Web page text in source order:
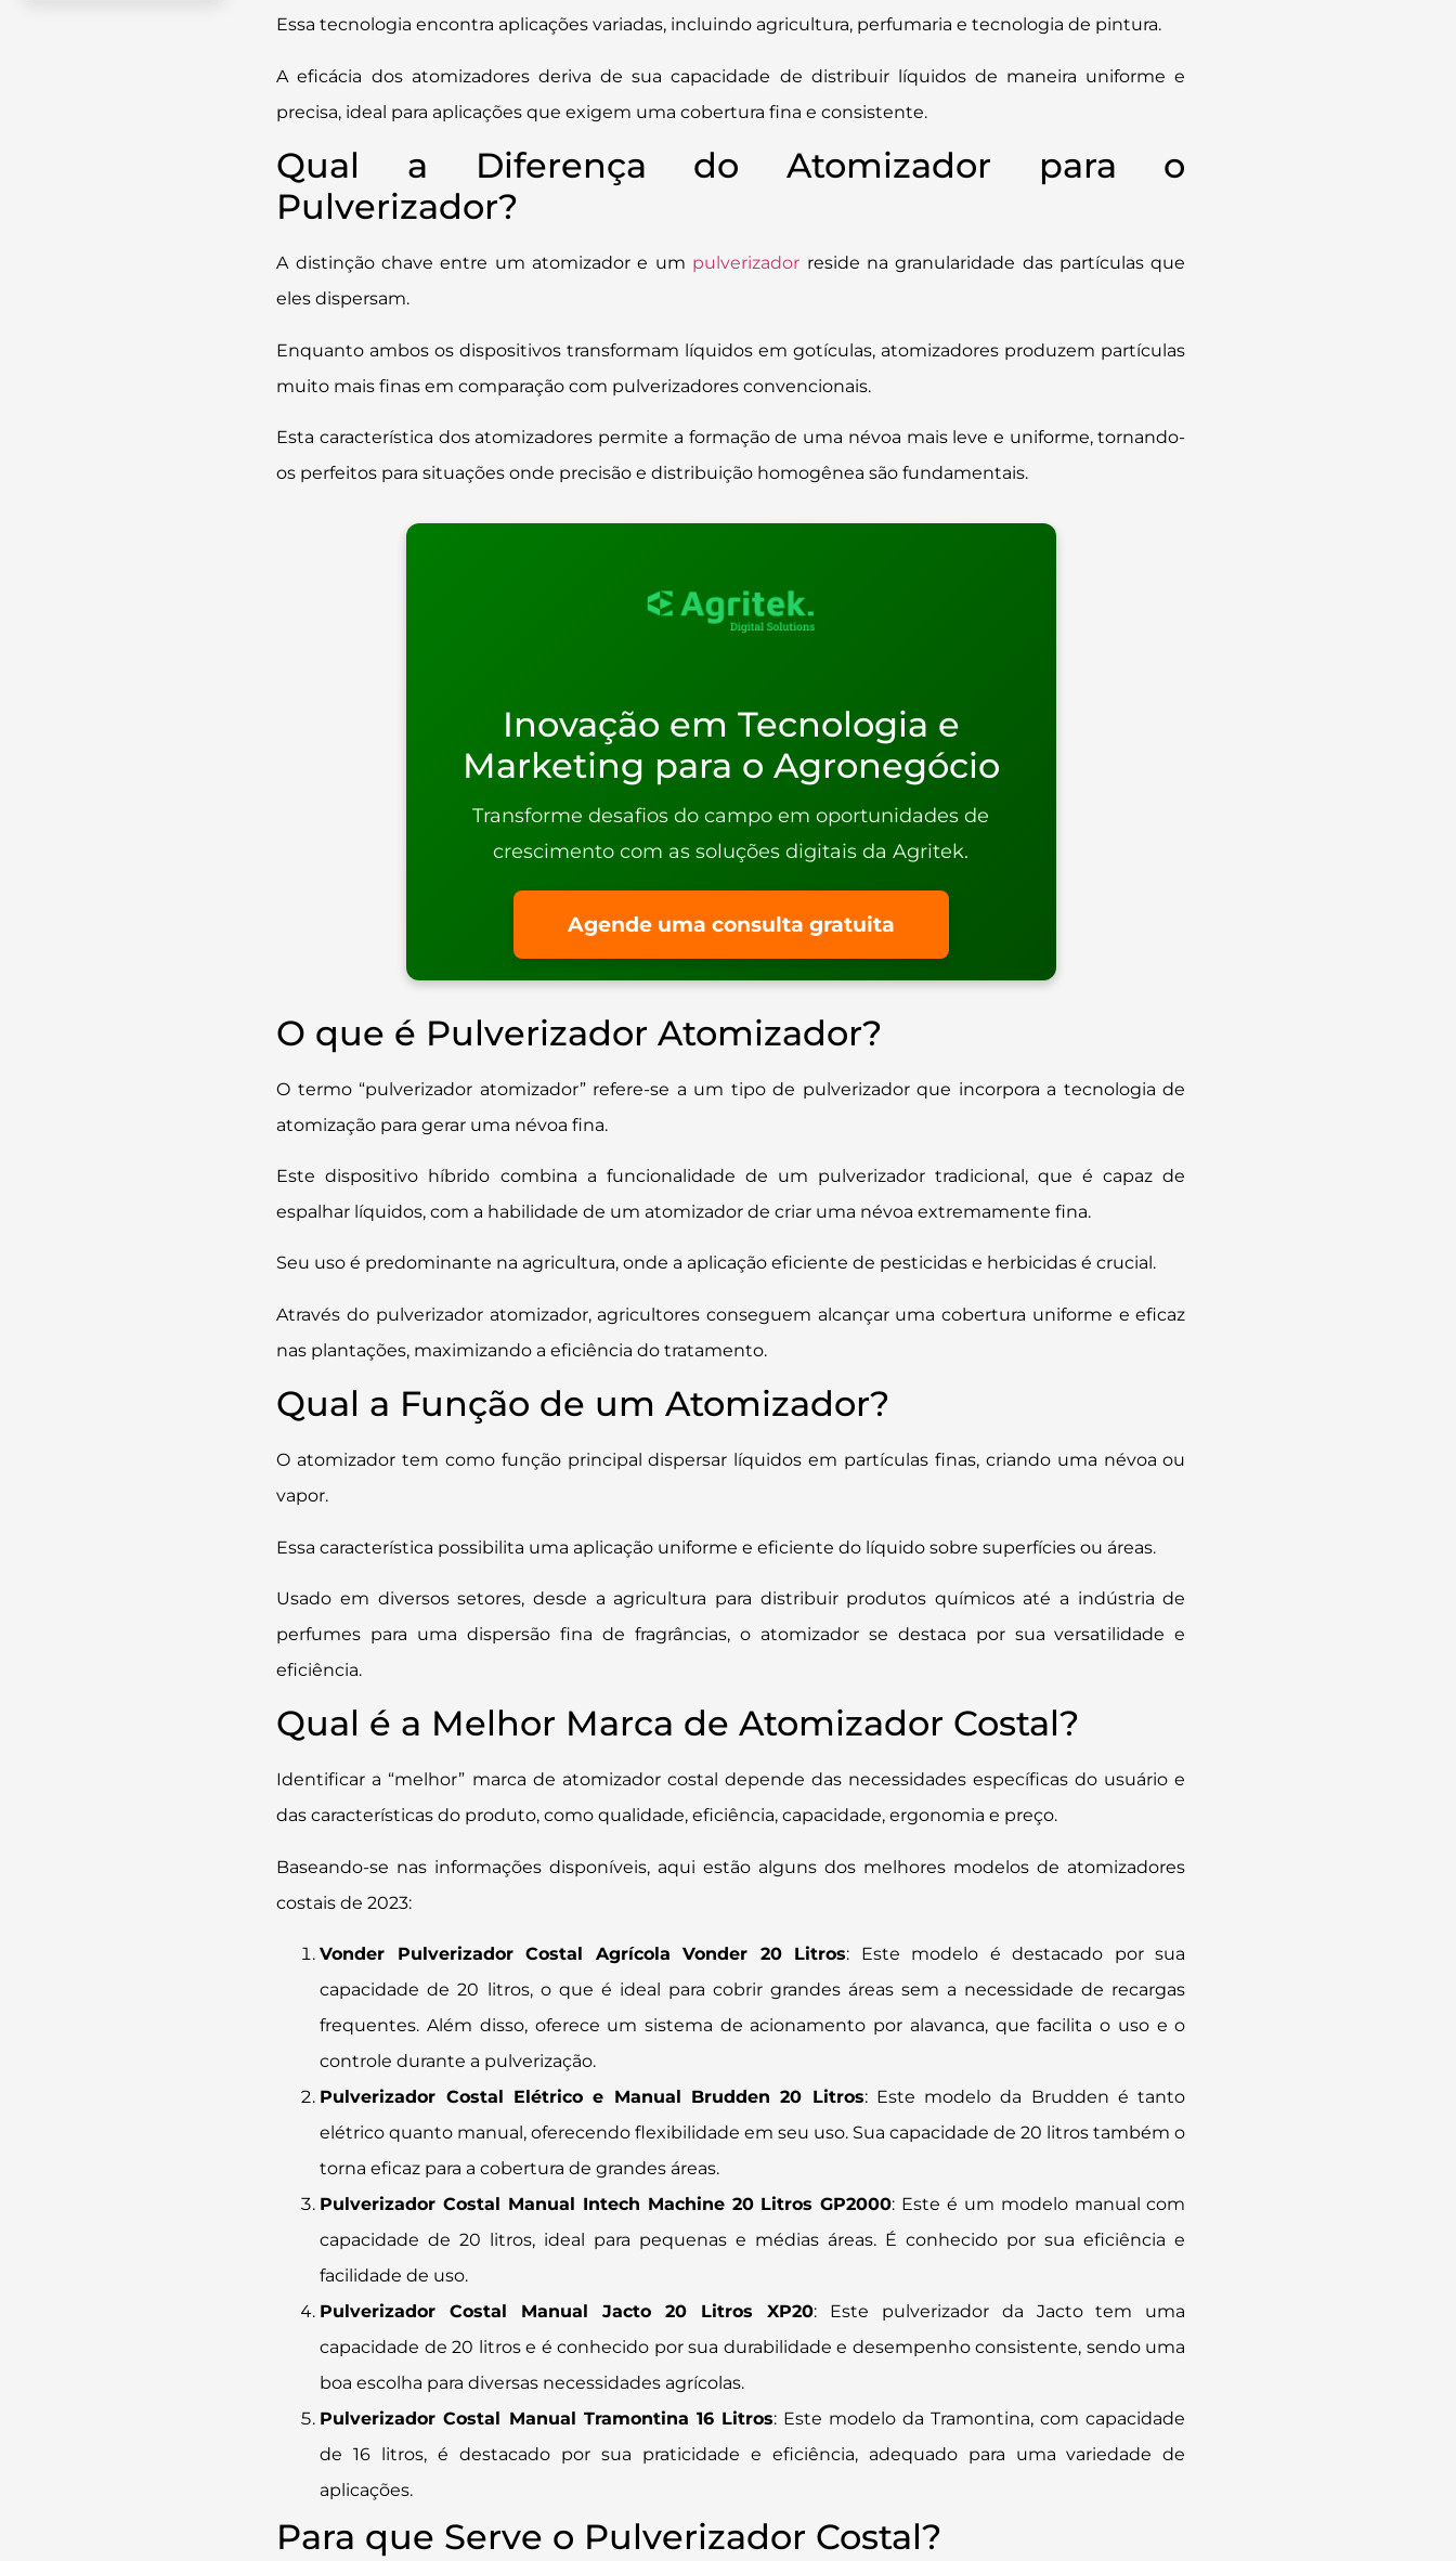
Essa tecnologia encontra aplicações variadas, incluindo agricultura, perfumaria e tecnologia de pintura.
A eficácia dos atomizadores deriva de sua capacidade de distribuir líquidos de maneira uniforme e
precisa, ideal para aplicações que exigem uma cobertura fina e consistente.
Qual a Diferença do Atomizador para o
Pulverizador?
A distinção chave entre um atomizador e um pulverizador reside na granularidade das partículas que
eles dispersam.
Enquanto ambos os dispositivos transformam líquidos em gotículas, atomizadores produzem partículas
muito mais finas em comparação com pulverizadores convencionais.
Esta característica dos atomizadores permite a formação de uma névoa mais leve e uniforme, tornando-
os perfeitos para situações onde precisão e distribuição homogênea são fundamentais.
Inovação em Tecnologia e
Marketing para o Agronegócio
Transforme desafios do campo em oportunidades de
crescimento com as soluções digitais da Agritek.
Agende uma consulta gratuita
O que é Pulverizador Atomizador?
O termo “pulverizador atomizador” refere-se a um tipo de pulverizador que incorpora a tecnologia de
atomização para gerar uma névoa fina.
Este dispositivo híbrido combina a funcionalidade de um pulverizador tradicional, que é capaz de
espalhar líquidos, com a habilidade de um atomizador de criar uma névoa extremamente fina.
Seu uso é predominante na agricultura, onde a aplicação eficiente de pesticidas e herbicidas é crucial.
Através do pulverizador atomizador, agricultores conseguem alcançar uma cobertura uniforme e eficaz
nas plantações, maximizando a eficiência do tratamento.
Qual a Função de um Atomizador?
O atomizador tem como função principal dispersar líquidos em partículas finas, criando uma névoa ou
vapor.
Essa característica possibilita uma aplicação uniforme e eficiente do líquido sobre superfícies ou áreas.
Usado em diversos setores, desde a agricultura para distribuir produtos químicos até a indústria de
perfumes para uma dispersão fina de fragrâncias, o atomizador se destaca por sua versatilidade e
eficiência.
Qual é a Melhor Marca de Atomizador Costal?
Identificar a “melhor” marca de atomizador costal depende das necessidades específicas do usuário e
das características do produto, como qualidade, eficiência, capacidade, ergonomia e preço.
Baseando-se nas informações disponíveis, aqui estão alguns dos melhores modelos de atomizadores
costais de 2023:
Vonder Pulverizador Costal Agrícola Vonder 20 Litros: Este modelo é destacado por sua
capacidade de 20 litros, o que é ideal para cobrir grandes áreas sem a necessidade de recargas
frequentes. Além disso, oferece um sistema de acionamento por alavanca, que facilita o uso e o
controle durante a pulverização​​.
Pulverizador Costal Elétrico e Manual Brudden 20 Litros: Este modelo da Brudden é tanto
elétrico quanto manual, oferecendo flexibilidade em seu uso. Sua capacidade de 20 litros também o
torna eficaz para a cobertura de grandes áreas​​.
Pulverizador Costal Manual Intech Machine 20 Litros GP2000: Este é um modelo manual com
capacidade de 20 litros, ideal para pequenas e médias áreas. É conhecido por sua eficiência e
facilidade de uso​​.
Pulverizador Costal Manual Jacto 20 Litros XP20: Este pulverizador da Jacto tem uma
capacidade de 20 litros e é conhecido por sua durabilidade e desempenho consistente, sendo uma
boa escolha para diversas necessidades agrícolas​​.
Pulverizador Costal Manual Tramontina 16 Litros: Este modelo da Tramontina, com capacidade
de 16 litros, é destacado por sua praticidade e eficiência, adequado para uma variedade de
aplicações​​.
Para que Serve o Pulverizador Costal?